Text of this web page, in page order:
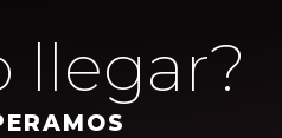
llegar?